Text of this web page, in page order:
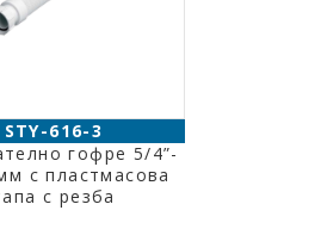
STY-616-3
гофре 5/4”-
с пластмасова
с резба